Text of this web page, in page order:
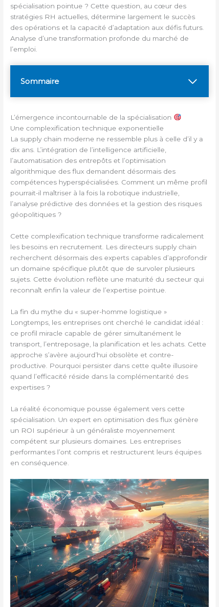
spécialisation pointue ? Cette question, au cœur des
stratégies RH actuelles, détermine largement le succès
des opérations et la capacité d’adaptation aux défis futurs.
Analyse d’une transformation profonde du marché de
l’emploi.
Sommaire
L’émergence incontournable de la spécialisation
Une complexification technique exponentielle
La supply chain moderne ne ressemble plus à celle d’il y a
dix ans. L’intégration de l’intelligence artificielle,
l’automatisation des entrepôts et l’optimisation
algorithmique des flux demandent désormais des
compétences hyperspécialisées. Comment un même profil
pourrait-il maîtriser à la fois la robotique industrielle,
l’analyse prédictive des données et la gestion des risques
géopolitiques ?
Cette complexification technique transforme radicalement
les besoins en recrutement. Les directeurs supply chain
recherchent désormais des experts capables d’approfondir
un domaine spécifique plutôt que de survoler plusieurs
sujets. Cette évolution reflète une maturité du secteur qui
reconnaît enfin la valeur de l’expertise pointue.
La fin du mythe du « super-homme logistique »
Longtemps, les entreprises ont cherché le candidat idéal :
ce profil miracle capable de gérer simultanément le
transport, l’entreposage, la planification et les achats. Cette
approche s’avère aujourd’hui obsolète et contre-
productive. Pourquoi persister dans cette quête illusoire
quand l’efficacité réside dans la complémentarité des
expertises ?
La réalité économique pousse également vers cette
spécialisation. Un expert en optimisation des flux génère
un ROI supérieur à un généraliste moyennement
compétent sur plusieurs domaines. Les entreprises
performantes l’ont compris et restructurent leurs équipes
en conséquence.